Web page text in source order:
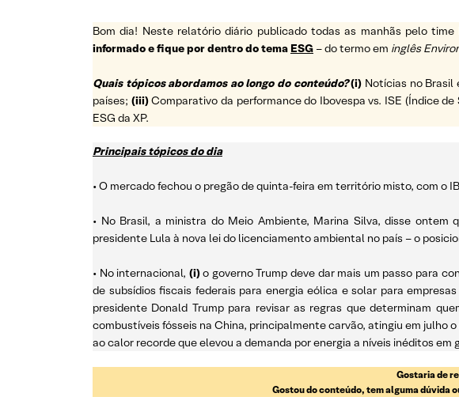
Bom dia! Neste relatório diário publicado todas as manhãs pelo
informado e fique por dentro do tema ESG – do termo em inglês
Quais tópicos abordamos ao longo do conteúdo? (i) Notícias no Brasil
países; (iii)Comparativo da performance do Ibovespa vs. ISE (Índice
ESG da XP.
Principais tópicos do dia
• O mercado fechou o pregão de quinta-feira em território misto, com o
• No Brasil, a ministra do Meio Ambiente, Marina Silva, disse
presidente Lula à nova lei do licenciamento ambiental no país – o
• No internacional, (i)o governo Trump deve dar mais um passo para
de subsídios fiscais federais para energia eólica e solar para
presidente Donald Trump para revisar as regras que determinam
combustíveis fósseis na China, principalmente carvão, atingiu em julho
ao calor recorde que elevou a demanda por energia a níveis inéditos em
Gostaria de
Gostou do conteúdo, tem alguma dúvida